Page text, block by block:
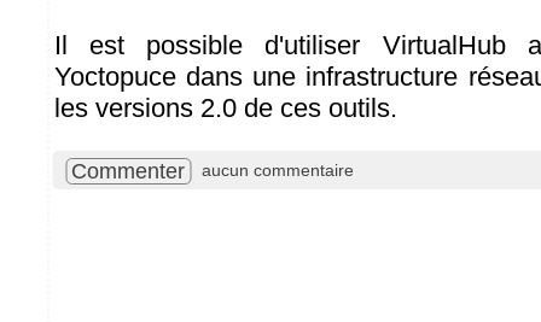
Il est possible d'utiliser VirtualHub
Yoctopuce dans une infrastructure
les versions 2.0 de ces outils.
Commenter aucun commentaire